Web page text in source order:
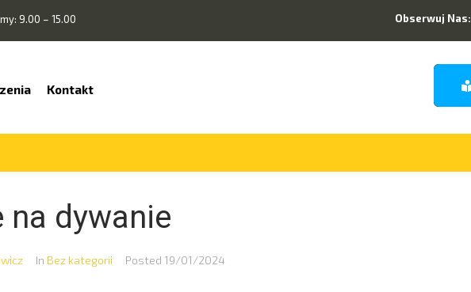
9.00 – 15.00 Obserwuj Nas:
Kontakt
na dywanie
In Bez kategorii Posted 19/01/2024